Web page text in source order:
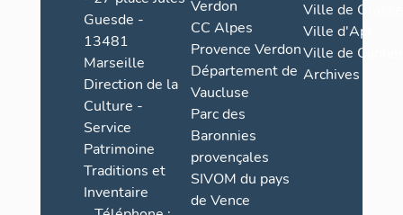
Guesde -
13481
Marseille
Direction de la
Culture -
Service
Patrimoine
Traditions et
Inventaire
Verdon
CC Alpes
Provence Verdon
Département de
Vaucluse
Parc des
Baronnies
provençales
SIVOM du pays
de Vence
Ville de Grasse
Ville d'Apt
Ville de
Archives